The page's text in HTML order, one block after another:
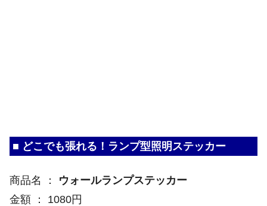
■ どこでも張れる！ランプ型照明ステッカー
商品名 ： ウォールランプステッカー
金額 ： 1080円